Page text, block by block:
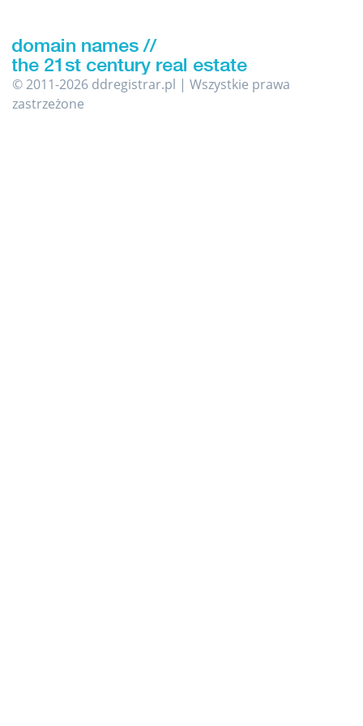
© 2011-2026 ddregistrar.pl | Wszystkie prawa
zastrzeżone